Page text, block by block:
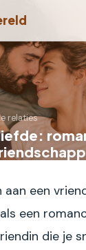
relaties
aan een
een
die je